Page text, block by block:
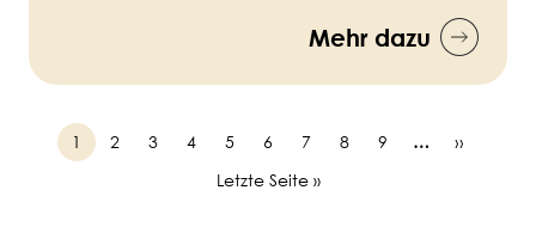
Mehr dazu
Pagination
Seite
1 Seite
2 Seite
3 Seite
4 Seite
5 Seite
6 Seite
7 Seite
8 Seite
9 …
Next
››
Last
Letzte Seite »